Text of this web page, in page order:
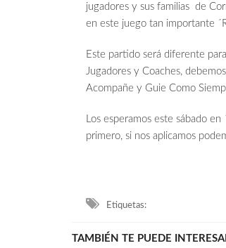
jugadores y sus familias de
en este juego tan importante
Este partido será diferente
Jugadores y Coaches,
Acompañe y Guie Como
Los esperamos este sábado
primero, si nos aplicamos
Etiquetas:
TAMBIÉN TE PUEDE